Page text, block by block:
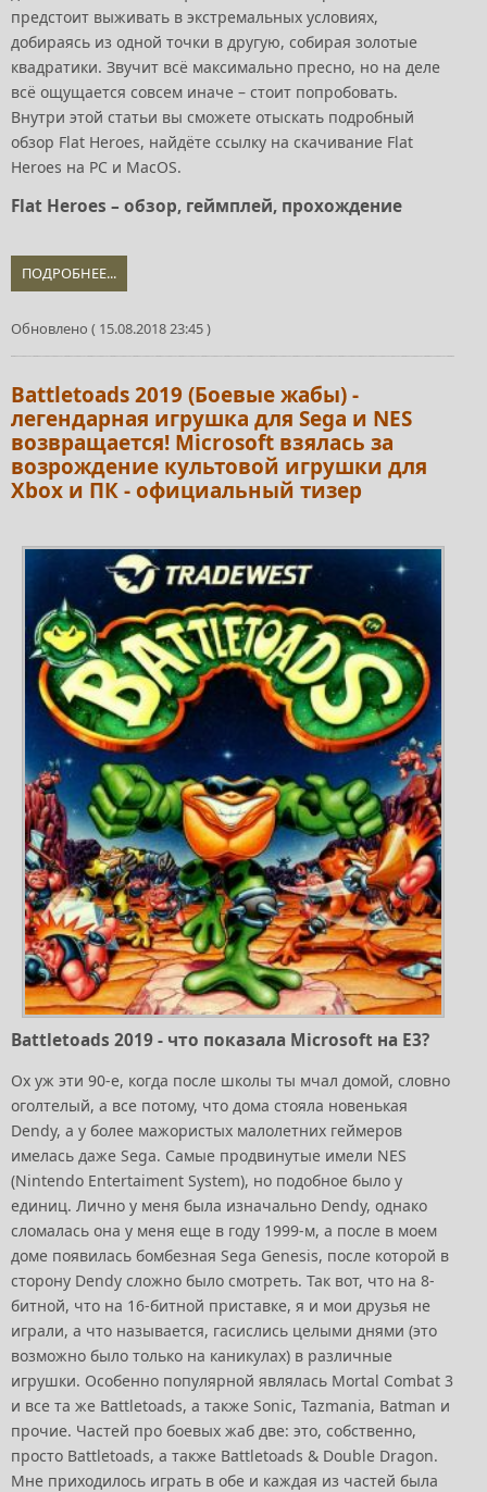
предстоит выживать в экстремальных условиях,
добираясь из одной точки в другую, собирая золотые
квадратики. Звучит всё максимально пресно, но на деле
всё ощущается совсем иначе – стоит попробовать.
Внутри этой статьи вы сможете отыскать подробный
обзор Flat Heroes, найдёте ссылку на скачивание Flat
Heroes на PC и MacOS.
Flat Heroes – обзор, геймплей, прохождение
ПОДРОБНЕЕ...
Обновлено ( 15.08.2018 23:45 )
Battletoads 2019 (Боевые жабы) -
легендарная игрушка для Sega и NES
возвращается! Microsoft взялась за
возрождение культовой игрушки для
Xbox и ПК - официальный тизер
Battletoads 2019 - что показала Microsoft на E3?
Ох уж эти 90-е, когда после школы ты мчал домой, словно
оголтелый, а все потому, что дома стояла новенькая
Dendy, а у более мажористых малолетних геймеров
имелась даже Sega. Самые продвинутые имели NES
(Nintendo Entertaiment System), но подобное было у
единиц. Лично у меня была изначально Dendy, однако
сломалась она у меня еще в году 1999-м, а после в моем
доме появилась бомбезная Sega Genesis, после которой в
сторону Dendy сложно было смотреть. Так вот, что на 8-
битной, что на 16-битной приставке, я и мои друзья не
играли, а что называется, гасислись целыми днями (это
возможно было только на каникулах) в различные
игрушки. Особенно популярной являлась Mortal Combat 3
и все та же Battletoads, а также Sonic, Tazmania, Batman и
прочие. Частей про боевых жаб две: это, собственно,
просто Battletoads, а также Battletoads & Double Dragon.
Мне приходилось играть в обе и каждая из частей была